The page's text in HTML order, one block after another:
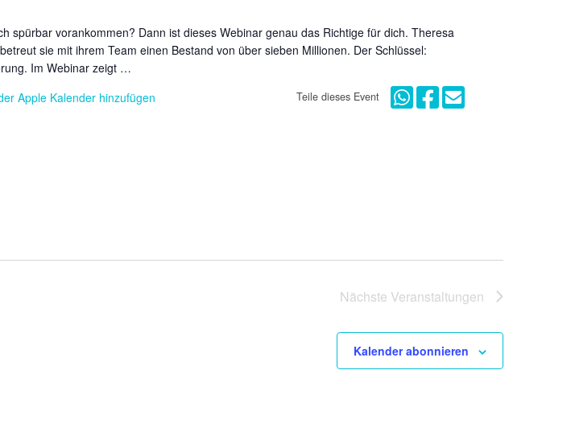
spürbar vorankommen? Dann ist dieses Webinar genau das Richtige für dich. Theresa
sie mit ihrem Team einen Bestand von über sieben Millionen. Der Schlüssel:
Im Webinar zeigt …
Apple Kalender hinzufügen Teile dieses Event
Nächste Veranstaltungen
Kalender abonnieren